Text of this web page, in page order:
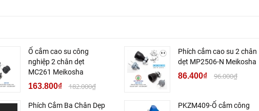
Ổ cắm cao su công
nghiệp 2 chân dẹt
MC261 Meikosha
163.800₫ 182.000₫
Phích cắm cao su 2 chân
dẹt MP2506-N Meikosha
86.400₫ 96.000₫
Phích Cắm Ba Chân Dẹp
PKZM409-Ổ cắm công